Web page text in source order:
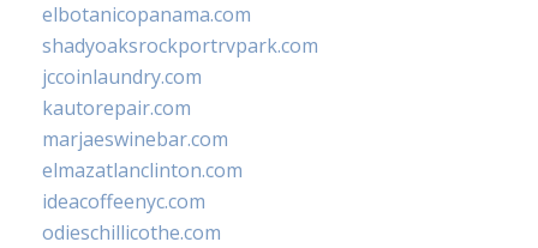
elbotanicopanama.com
shadyoaksrockportrvpark.com
jccoinlaundry.com
kautorepair.com
marjaeswinebar.com
elmazatlanclinton.com
ideacoffeenyc.com
odieschillicothe.com